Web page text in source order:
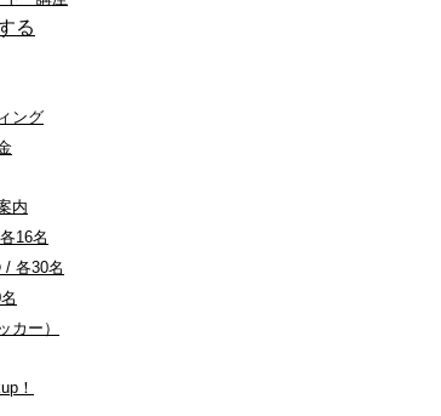
る
ング
内
16名
各30名
カー）
！